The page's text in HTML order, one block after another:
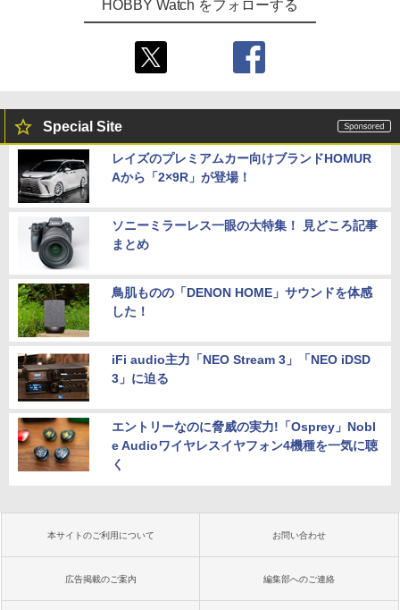
HOBBY Watch をフォローする
Special Site
レイズのプレミアムカー向けブランドHOMUR
Aから「2×9R」が登場！
ソニーミラーレス一眼の大特集！ 見どころ記事
まとめ
鳥肌ものの「DENON HOME」サウンドを体感
した！
iFi audio主力「NEO Stream 3」「NEO iDSD
3」に迫る
エントリーなのに脅威の実力!「Osprey」Nobl
e Audioワイヤレスイヤフォン4機種を一気に聴
く
本サイトのご利用について お問い合わせ
広告掲載のご案内 編集部へのご連絡